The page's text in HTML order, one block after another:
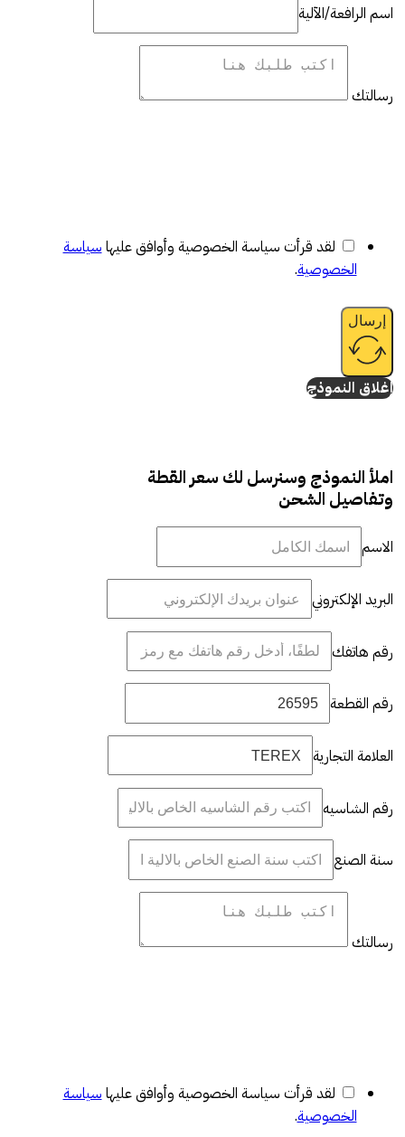
اسم الرافعة/الآلية
رسالتك
لقد قرأت سياسة الخصوصية وأوافق عليها سياسة
الخصوصية.
إرسال
إغلاق النموذج
املأ النموذج وسنرسل لك سعر القطة
وتفاصيل الشحن
الاسم
البريد الإلكتروني
رقم هاتفك
رقم القطعة
العلامة التجارية
رقم الشاسيه
سنة الصنع
رسالتك
لقد قرأت سياسة الخصوصية وأوافق عليها سياسة
الخصوصية.